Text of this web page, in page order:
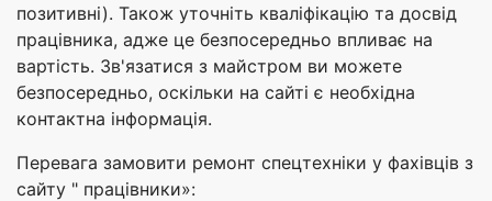
позитивні). Також уточніть кваліфікацію та досвід
працівника, адже це безпосередньо впливає на
вартість. Зв'язатися з майстром ви можете
безпосередньо, оскільки на сайті є необхідна
контактна інформація.
Перевага замовити ремонт спецтехніки у фахівців з
сайту " працівники»: